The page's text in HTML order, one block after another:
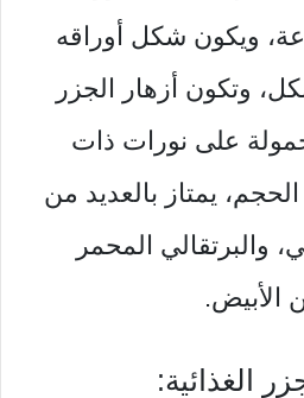
ويكون شكل أوراقه
وتكون أزهار الجزر
على نورات ذات
يمتاز بالعديد من
والبرتقالي المحمر
الأبيض.
الغذائية: